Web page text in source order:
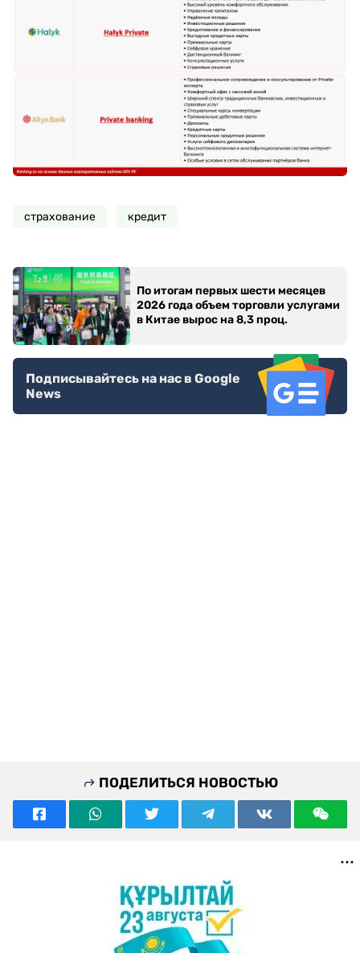
страхование кредит
По итогам первых шести месяцев
2026 года объем торговли услугами
в Китае вырос на 8,3 проц.
Подписывайтесь на нас в Google
News
ПОДЕЛИТЬСЯ НОВОСТЬЮ